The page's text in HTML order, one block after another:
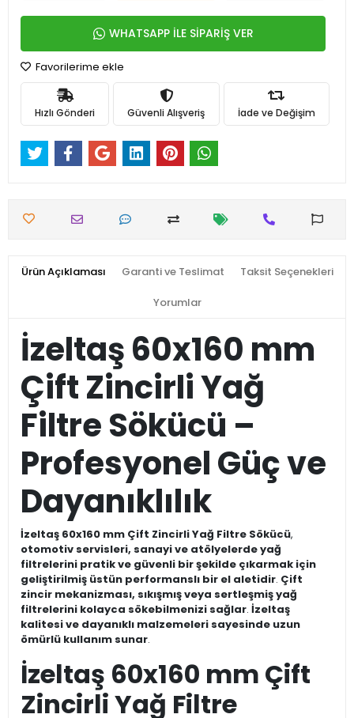
WHATSAPP İLE SİPARİŞ VER
Favorilerime ekle
Hızlı Gönderi Güvenli Alışveriş İade ve Değişim
Ürün Açıklaması Garanti ve Teslimat Taksit Seçenekleri
Yorumlar
İzeltaş 60x160 mm
Çift Zincirli Yağ
Filtre Sökücü –
Profesyonel Güç ve
Dayanıklılık
İzeltaş 60x160 mm Çift Zincirli Yağ Filtre Sökücü,
otomotiv servisleri, sanayi ve atölyelerde yağ
filtrelerini pratik ve güvenli bir şekilde çıkarmak için
geliştirilmiş üstün performanslı bir el aletidir. Çift
zincir mekanizması, sıkışmış veya sertleşmiş yağ
filtrelerini kolayca sökebilmenizi sağlar. İzeltaş
kalitesi ve dayanıklı malzemeleri sayesinde uzun
ömürlü kullanım sunar.
İzeltaş 60x160 mm Çift
Zincirli Yağ Filtre